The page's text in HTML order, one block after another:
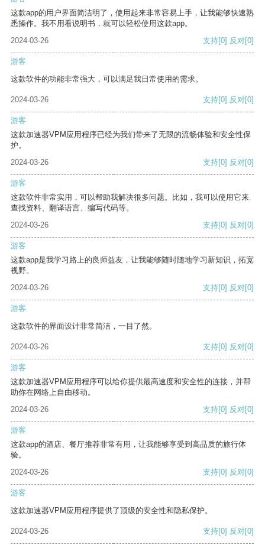
这款app的用户界面简洁明了，使用起来非常容易上手，让我能够快速熟
悉操作。我不用看说明书，就可以轻松使用这款app。
2024-03-26
支持[0] 反对[0]
游客
这款软件的功能非常强大，可以满足我日常使用的需求。
2024-03-26 支持[0] 反对[0]
游客
这款加速器VPM应用程序已经为我们带来了无限的流畅体验和安全性保
护。
2024-03-26
支持[0] 反对[0]
游客
这款软件非常实用，可以帮助我解决很多问题。比如，我可以使用它来
查找资料、翻译语言、编写代码等。
2024-03-26
支持[0] 反对[0]
游客
这款app是我学习路上的良师益友，让我能够随时随地学习新知识，拓宽
视野。
2024-03-26
支持[0] 反对[0]
游客
这款软件的界面设计非常简洁，一目了然。
2024-03-26 支持[0] 反对[0]
游客
这款加速器VPM应用程序可以给你提供最高速度和安全性的连接，并帮
助你在网络上自由移动。
2024-03-26
支持[0] 反对[0]
游客
这款app的酒店、餐厅推荐非常有用，让我能够享受到高品质的旅行体
验。
2024-03-26
支持[0] 反对[0]
游客
这款加速器VPM应用程序提供了顶级的安全性和隐私保护。
2024-03-26 支持[0] 反对[0]